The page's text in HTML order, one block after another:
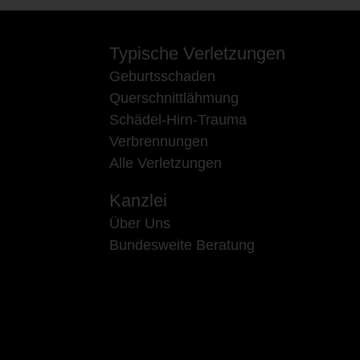
Typische Verletzungen
Geburtsschaden
Querschnittlähmung
Schädel-Hirn-Trauma
Verbrennungen
Alle Verletzungen
Kanzlei
Über Uns
Bundesweite Beratung